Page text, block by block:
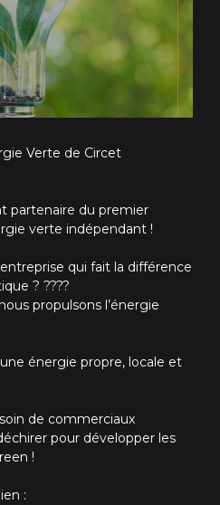
Verte de Circet
partenaire du premier
verte indépendant !
qui fait la différence
? ????
propulsons l’énergie
énergie propre, locale et
de commerciaux
pour développer les
!
: